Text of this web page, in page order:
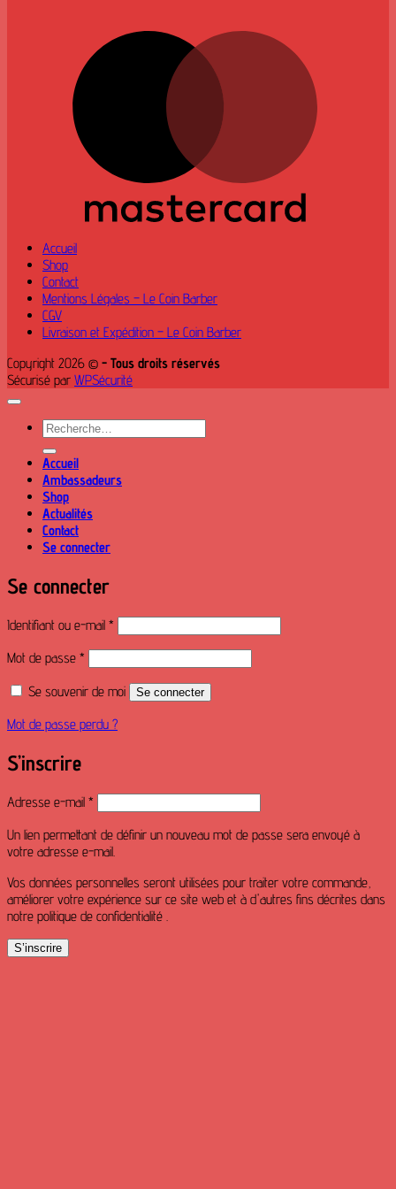
Accueil
Shop
Contact
Mentions Légales – Le Coin Barber
CGV
Livraison et Expédition – Le Coin Barber
Copyright 2026 © - Tous droits réservés
Sécurisé par WPSécurité
Recherche
pour :
Accueil
Ambassadeurs
Shop
Actualités
Contact
Se connecter
Se connecter
Identifiant ou e-mail *
Mot de passe *
Se souvenir de moi Se connecter
Mot de passe perdu ?
S’inscrire
Adresse e-mail *
Un lien permettant de définir un nouveau mot de passe sera envoyé à
votre adresse e-mail.
Vos données personnelles seront utilisées pour traiter votre commande,
améliorer votre expérience sur ce site web et à d'autres fins décrites dans
notre politique de confidentialité .
S’inscrire